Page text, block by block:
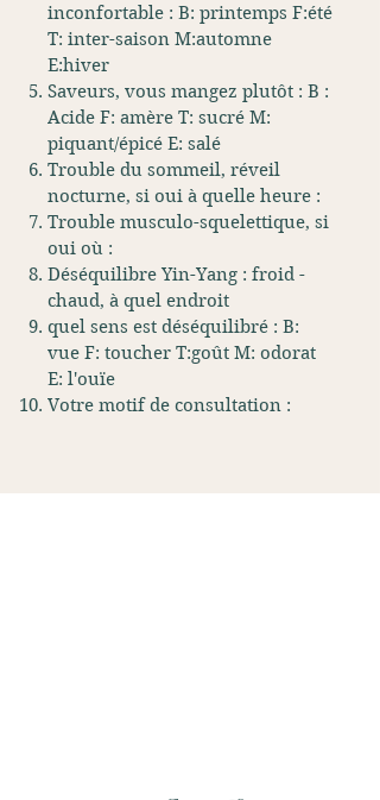
inconfortable : B: printemps F:été
T: inter-saison M:automne
E:hiver
Saveurs, vous mangez plutôt : B :
Acide F: amère T: sucré M:
piquant/épicé E: salé
Trouble du sommeil, réveil
nocturne, si oui à quelle heure :
Trouble musculo-squelettique, si
oui où :
Déséquilibre Yin-Yang : froid -
chaud, à quel endroit
quel sens est déséquilibré : B:
vue F: toucher T:goût M: odorat
E: l'ouïe
Votre motif de consultation :